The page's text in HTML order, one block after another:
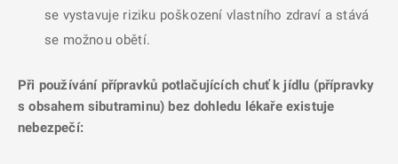
se vystavuje riziku poškození vlastního zdraví a stává
se možnou obětí.
Při používání přípravků potlačujících chuť k jídlu (přípravky
s obsahem sibutraminu) bez dohledu lékaře existuje
nebezpečí: